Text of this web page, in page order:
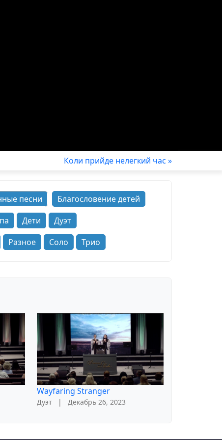
Коли прийде нелегкий час »
песни
Благословение детей
Дети
Дуэт
Разное Соло Трио
Wayfaring Stranger
Дуэт| Декабрь 26, 2023